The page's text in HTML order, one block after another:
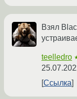
Взял
teelledro
Ссылка